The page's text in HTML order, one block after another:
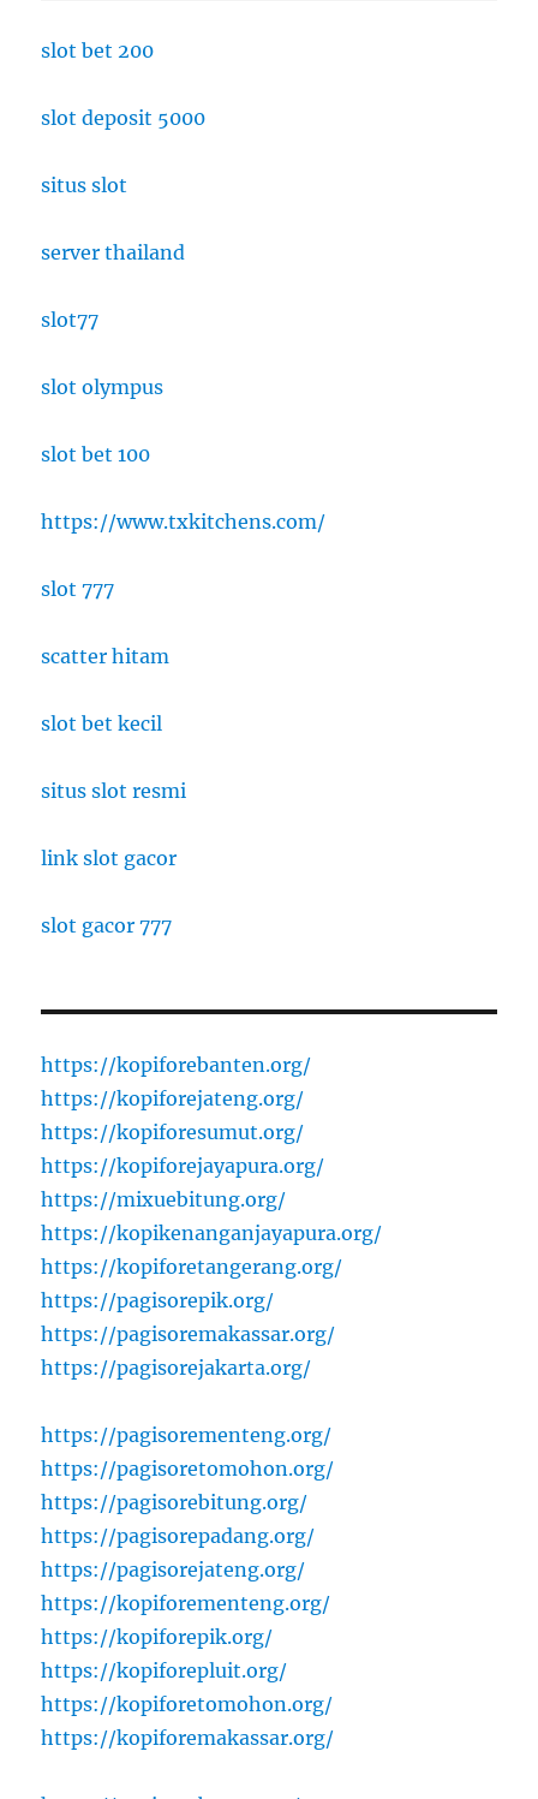
slot bet 200
slot deposit 5000
situs slot
server thailand
slot77
slot olympus
slot bet 100
https://www.txkitchens.com/
slot 777
scatter hitam
slot bet kecil
situs slot resmi
link slot gacor
slot gacor 777
https://kopiforebanten.org/
https://kopiforejateng.org/
https://kopiforesumut.org/
https://kopiforejayapura.org/
https://mixuebitung.org/
https://kopikenanganjayapura.org/
https://kopiforetangerang.org/
https://pagisorepik.org/
https://pagisoremakassar.org/
https://pagisorejakarta.org/
https://pagisorementeng.org/
https://pagisoretomohon.org/
https://pagisorebitung.org/
https://pagisorepadang.org/
https://pagisorejateng.org/
https://kopiforementeng.org/
https://kopiforepik.org/
https://kopiforepluit.org/
https://kopiforetomohon.org/
https://kopiforemakassar.org/